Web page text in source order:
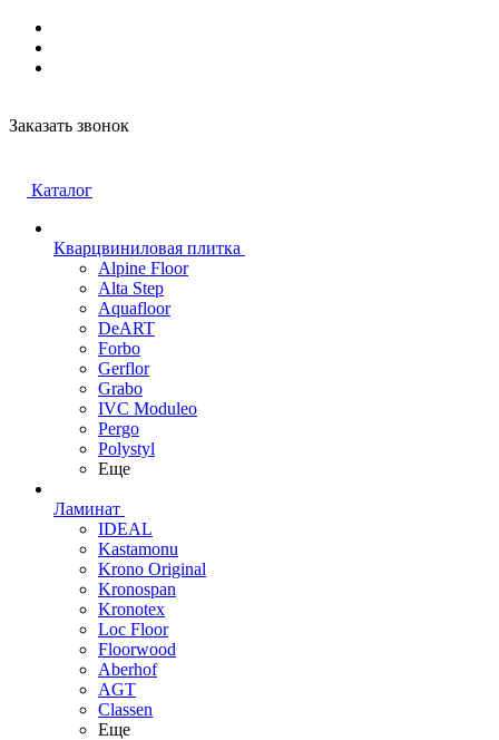
Заказать звонок
Каталог
Кварцвиниловая плитка
Alpine Floor
Alta Step
Aquafloor
DeART
Forbo
Gerflor
Grabo
IVC Moduleo
Pergo
Polystyl
Еще
Ламинат
IDEAL
Kastamonu
Krono Original
Kronospan
Kronotex
Loc Floor
Floorwood
Aberhof
AGT
Classen
Еще